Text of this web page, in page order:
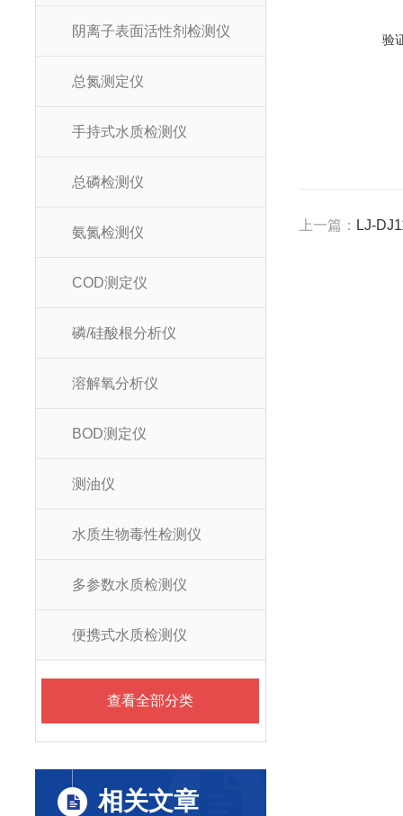
阴离子表面活性剂检测仪
总氮测定仪
手持式水质检测仪
总磷检测仪
氨氮检测仪
COD测定仪
磷/硅酸根分析仪
溶解氧分析仪
BOD测定仪
测油仪
水质生物毒性检测仪
多参数水质检测仪
便携式水质检测仪
查看全部分类
相关文章
验
上一篇： LJ-